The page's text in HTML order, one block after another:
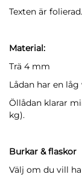
Texten är folierad.
Material:
Trä 4 mm
Lådan har en
Öllådan klarar
kg).
Burkar & flaskor
Välj om du vill